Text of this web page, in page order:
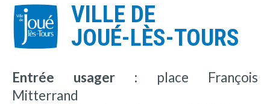
VILLE DE
JOUÉ-LÈS-TOURS
Entrée usager : place François
Mitterrand